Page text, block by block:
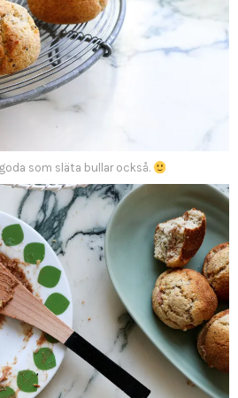
som släta bullar också.